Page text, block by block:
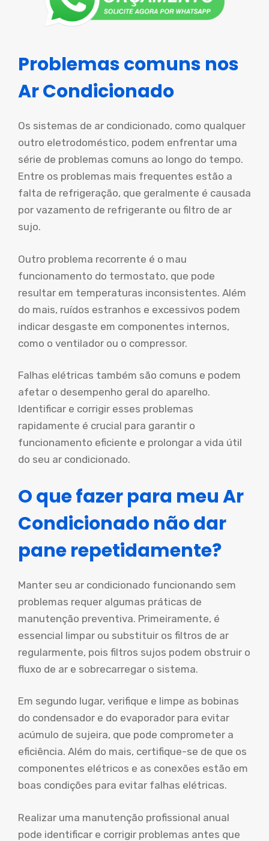
Problemas comuns nos
Ar Condicionado
Os sistemas de ar condicionado, como qualquer
outro eletrodoméstico, podem enfrentar uma
série de problemas comuns ao longo do tempo.
Entre os problemas mais frequentes estão a
falta de refrigeração, que geralmente é causada
por vazamento de refrigerante ou filtro de ar
sujo.
Outro problema recorrente é o mau
funcionamento do termostato, que pode
resultar em temperaturas inconsistentes. Além
do mais, ruídos estranhos e excessivos podem
indicar desgaste em componentes internos,
como o ventilador ou o compressor.
Falhas elétricas também são comuns e podem
afetar o desempenho geral do aparelho.
Identificar e corrigir esses problemas
rapidamente é crucial para garantir o
funcionamento eficiente e prolongar a vida útil
do seu ar condicionado.
O que fazer para meu Ar
Condicionado não dar
pane repetidamente?
Manter seu ar condicionado funcionando sem
problemas requer algumas práticas de
manutenção preventiva. Primeiramente, é
essencial limpar ou substituir os filtros de ar
regularmente, pois filtros sujos podem obstruir o
fluxo de ar e sobrecarregar o sistema.
Em segundo lugar, verifique e limpe as bobinas
do condensador e do evaporador para evitar
acúmulo de sujeira, que pode comprometer a
eficiência. Além do mais, certifique-se de que os
componentes elétricos e as conexões estão em
boas condições para evitar falhas elétricas.
Realizar uma manutenção profissional anual
pode identificar e corrigir problemas antes que